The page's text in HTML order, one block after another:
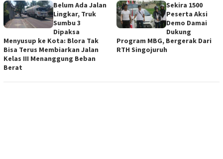
Belum Ada Jalan
Lingkar, Truk
Sumbu 3
Dipaksa
Menyusup ke Kota: Blora Tak
Bisa Terus Membiarkan Jalan
Kelas III Menanggung Beban
Berat
Sekira 1500
Peserta Aksi
Demo Damai
Dukung
Program MBG, Bergerak Dari
RTH Singojuruh